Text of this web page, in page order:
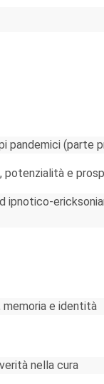
2025
pandemici (parte
potenzialità e
ipnotico-
memoria e identità
nella cura